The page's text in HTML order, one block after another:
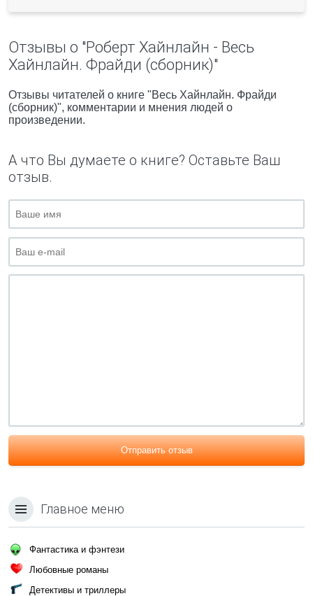
Отзывы о "Роберт Хайнлайн - Весь
Хайнлайн. Фрайди (сборник)"
Отзывы читателей о книге "Весь Хайнлайн. Фрайди
(сборник)", комментарии и мнения людей о
произведении.
А что Вы думаете о книге? Оставьте Ваш
отзыв.
Отправить отзыв
Главное меню
Фантастика и фэнтези
Любовные романы
Детективы и триллеры